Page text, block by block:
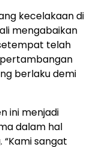
kecelakaan di
mengabaikan
telah
berlaku demi
ini menjadi
dalam hal
sangat